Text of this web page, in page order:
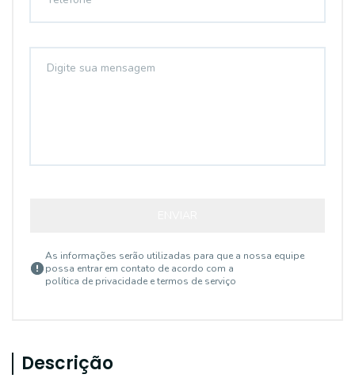
As informações serão utilizadas para que a nossa equipe
possa entrar em contato de acordo com a
política de privacidade e termos de serviço
Descrição